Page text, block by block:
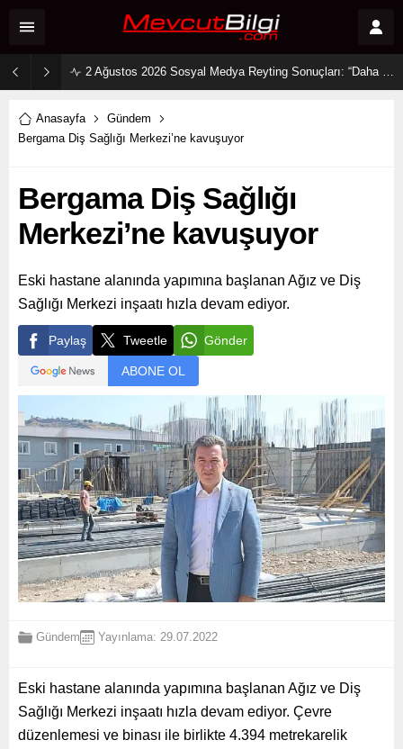
2 Ağustos 2026 Sosyal Medya Reyting Sonuçları: “Daha 17” Ekranlara Ambargo Koydu!
Anasayfa
Gündem
Bergama Diş Sağlığı Merkezi’ne kavuşuyor
Bergama Diş Sağlığı
Merkezi’ne kavuşuyor
Eski hastane alanında yapımına başlanan Ağız ve Diş
Sağlığı Merkezi inşaatı hızla devam ediyor.
Paylaş Tweetle Gönder
ABONE OL
Gündem Yayınlama: 29.07.2022
Eski hastane alanında yapımına başlanan Ağız ve Diş
Sağlığı Merkezi inşaatı hızla devam ediyor. Çevre
düzenlemesi ve binası ile birlikte 4.394 metrekarelik